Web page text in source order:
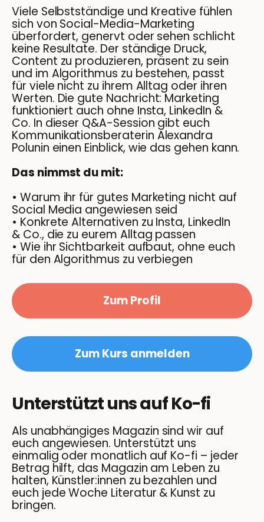
Viele Selbstständige und Kreative fühlen
sich von Social-Media-Marketing
überfordert, genervt oder sehen schlicht
keine Resultate. Der ständige Druck,
Content zu produzieren, präsent zu sein
und im Algorithmus zu bestehen, passt
für viele nicht zu ihrem Alltag oder ihren
Werten. Die gute Nachricht: Marketing
funktioniert auch ohne Insta, LinkedIn &
Co. In dieser Q&A-Session gibt euch
Kommunikationsberaterin Alexandra
Polunin einen Einblick, wie das gehen kann.
Das nimmst du mit:
• Warum ihr für gutes Marketing nicht auf
Social Media angewiesen seid
• Konkrete Alternativen zu Insta, LinkedIn
& Co., die zu eurem Alltag passen
• Wie ihr Sichtbarkeit aufbaut, ohne euch
für den Algorithmus zu verbiegen
Zum Profil
Zum Kurs anmelden
Unterstützt uns auf Ko-fi
Als unabhängiges Magazin sind wir auf
euch angewiesen. Unterstützt uns
einmalig oder monatlich auf Ko-fi – jeder
Betrag hilft, das Magazin am Leben zu
halten, Künstler:innen zu bezahlen und
euch jede Woche Literatur & Kunst zu
bringen.